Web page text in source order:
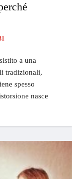
a una
tradizionali,
spesso
nasce